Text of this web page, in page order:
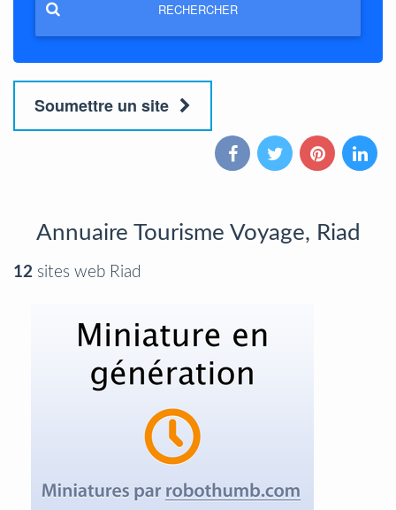
RECHERCHER
Soumettre un site
Annuaire Tourisme Voyage, Riad
12 sites web Riad